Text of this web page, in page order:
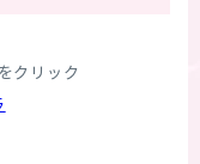
クリック